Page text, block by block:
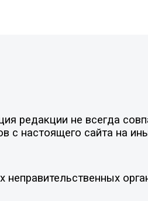
редакции не всегда
с настоящего сайта на